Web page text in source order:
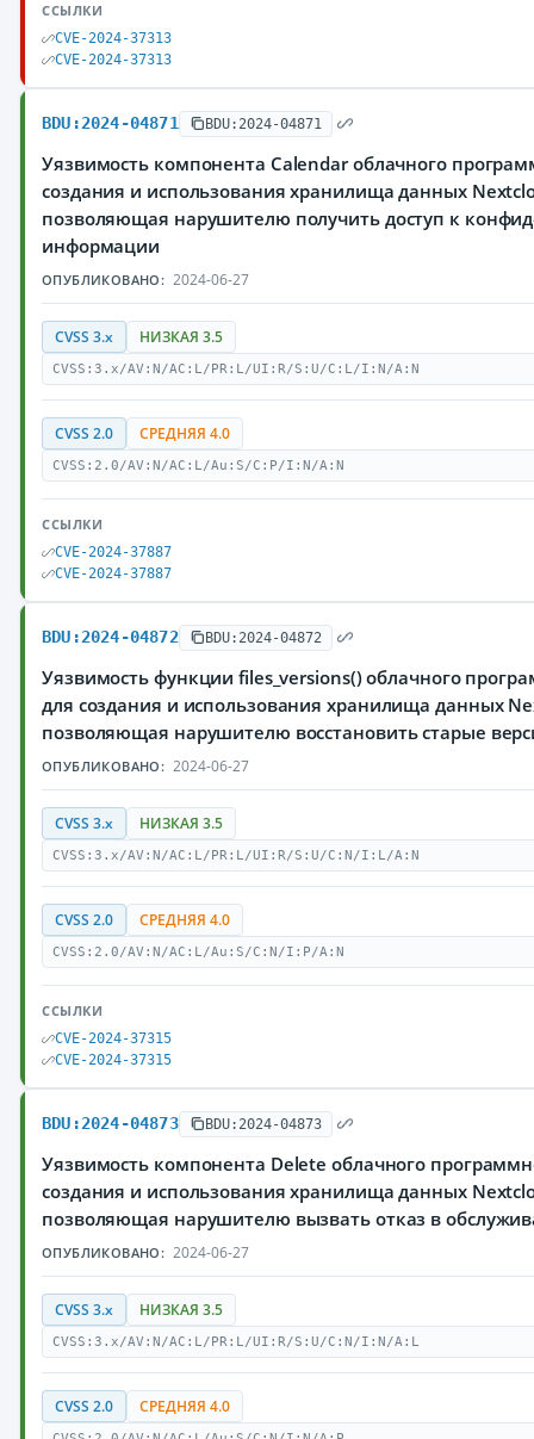
ССЫЛКИ
CVE-2024-37313
CVE-2024-37313
BDU:2024-04871 BDU:2024-04871
Уязвимость компонента Calendar облачного
создания и использования хранилища данных
позволяющая нарушителю получить доступ к
информации
ОПУБЛИКОВАНО: 2024-06-27
CVSS 3.x НИЗКАЯ 3.5
CVSS:3.x/AV:N/AC:L/PR:L/UI:R/S:U/C:L/I:N/A:N
CVSS 2.0 СРЕДНЯЯ 4.0
CVSS:2.0/AV:N/AC:L/Au:S/C:P/I:N/A:N
ССЫЛКИ
CVE-2024-37887
CVE-2024-37887
BDU:2024-04872 BDU:2024-04872
Уязвимость функции files_versions() облачного
для создания и использования хранилища данных
позволяющая нарушителю восстановить старые
ОПУБЛИКОВАНО: 2024-06-27
CVSS 3.x НИЗКАЯ 3.5
CVSS:3.x/AV:N/AC:L/PR:L/UI:R/S:U/C:N/I:L/A:N
CVSS 2.0 СРЕДНЯЯ 4.0
CVSS:2.0/AV:N/AC:L/Au:S/C:N/I:P/A:N
ССЫЛКИ
CVE-2024-37315
CVE-2024-37315
BDU:2024-04873 BDU:2024-04873
Уязвимость компонента Delete облачного
создания и использования хранилища данных
позволяющая нарушителю вызвать отказ в
ОПУБЛИКОВАНО: 2024-06-27
CVSS 3.x НИЗКАЯ 3.5
CVSS:3.x/AV:N/AC:L/PR:L/UI:R/S:U/C:N/I:N/A:L
CVSS 2.0 СРЕДНЯЯ 4.0